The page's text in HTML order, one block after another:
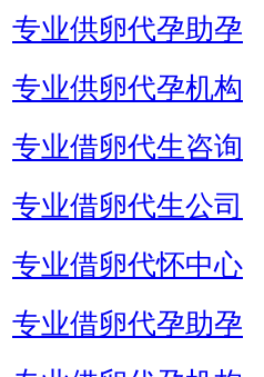
专业供卵代孕助孕
专业供卵代孕机构
专业借卵代生咨询
专业借卵代生公司
专业借卵代怀中心
专业借卵代孕助孕